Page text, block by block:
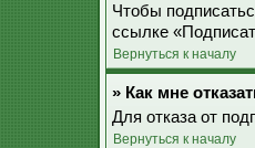
Чтобы
ссылке
Вернуться к началу
» Как мне
Для отказа от
Вернуться к началу